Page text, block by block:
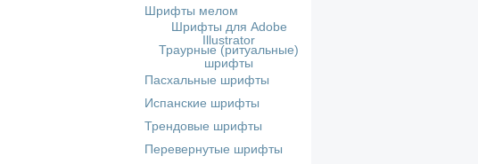
Шрифты мелом
Шрифты для Adobe
Illustrator
Траурные (ритуальные)
шрифты
Пасхальные шрифты
Испанские шрифты
Трендовые шрифты
Перевернутые шрифты